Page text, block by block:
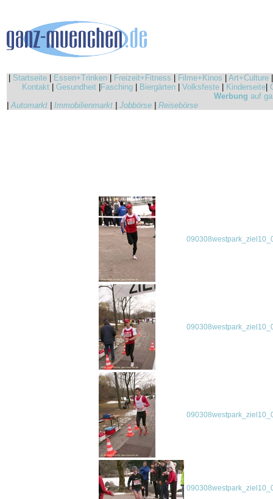
Startseite Essen+Trinken Freizeit+Fitness Filme+Kinos Art+Culture
Kontakt
Gesundheit Fasching Biergärten Volksfeste Kinderseite
Werbung auf
|Automarkt Immobilienmarkt Jobbörse Reisebörse